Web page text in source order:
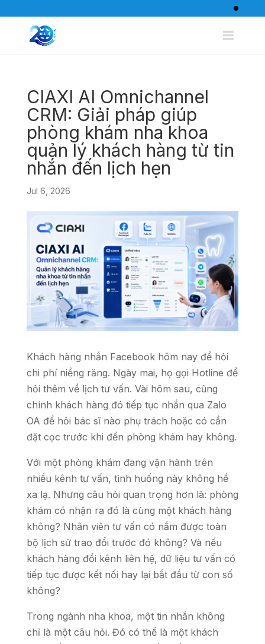
CIAXI AI Omnichannel
CRM: Giải pháp giúp
phòng khám nha khoa
quản lý khách hàng từ tin
nhắn đến lịch hẹn
Jul 6, 2026
Khách hàng nhắn Facebook hôm nay để hỏi
chi phí niềng răng. Ngày mai, họ gọi Hotline để
hỏi thêm về lịch tư vấn. Vài hôm sau, cũng
chính khách hàng đó tiếp tục nhắn qua Zalo
OA để hỏi bác sĩ nào phụ trách hoặc có cần
đặt cọc trước khi đến phòng khám hay không.
Với một phòng khám đang vận hành trên
nhiều kênh tư vấn, tình huống này không hề
xa lạ. Nhưng câu hỏi quan trọng hơn là: phòng
khám có nhận ra đó là cùng một khách hàng
không? Nhân viên tư vấn có nắm được toàn
bộ lịch sử trao đổi trước đó không? Và nếu
khách hàng đổi kênh liên hệ, dữ liệu tư vấn có
tiếp tục được kết nối hay lại bắt đầu từ con số
không?
Trong ngành nha khoa, một tin nhắn không
chỉ là một câu hỏi. Đó có thể là một khách